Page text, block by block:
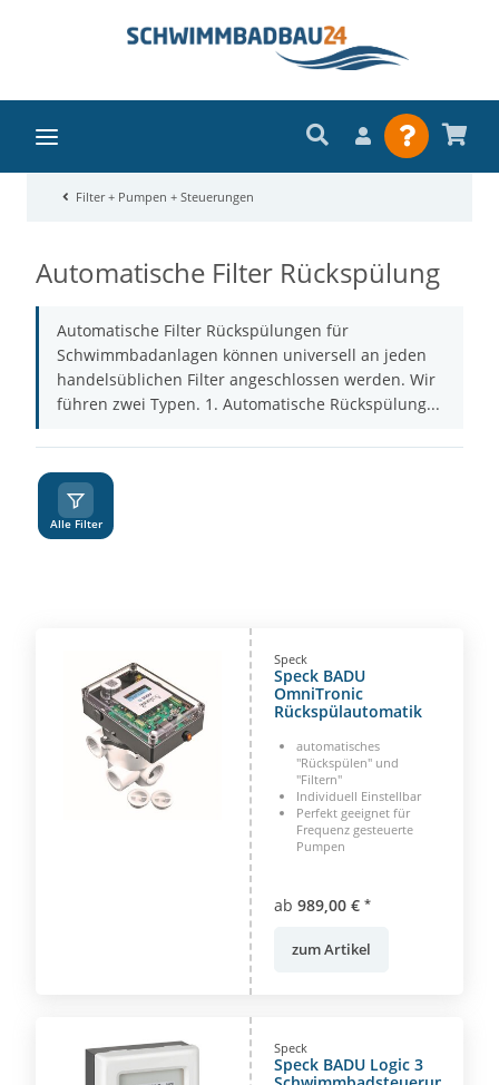
Filter + Pumpen + Steuerungen
Automatische Filter Rückspülung
Automatische Filter Rückspülungen für
Schwimmbadanlagen können universell an jeden
handelsüblichen Filter angeschlossen werden. Wir
führen zwei Typen. 1. Automatische Rückspülung...
A
Alle Filter
Speck
Speck BADU
OmniTronic
Rückspülautomatik
automatisches
"Rückspülen" und
"Filtern"
Individuell Einstellbar
Perfekt geeignet für
Frequenz gesteuerte
Pumpen
ab 989,00 € *
zum Artikel
Speck
Speck BADU Logic 3